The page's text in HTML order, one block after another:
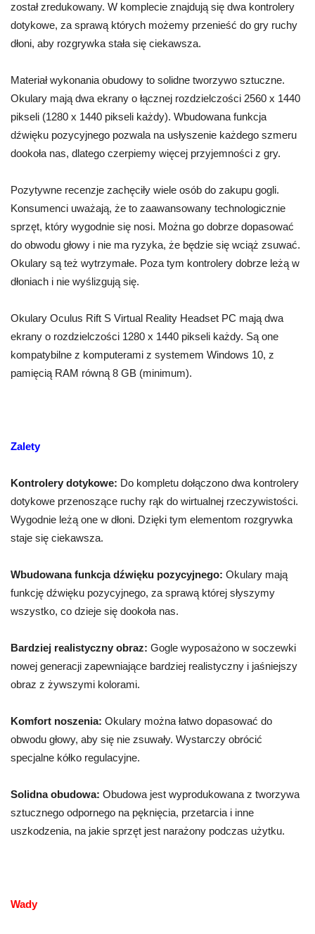
został zredukowany. W komplecie znajdują się dwa kontrolery
dotykowe, za sprawą których możemy przenieść do gry ruchy
dłoni, aby rozgrywka stała się ciekawsza.
Materiał wykonania obudowy to solidne tworzywo sztuczne.
Okulary mają dwa ekrany o łącznej rozdzielczości 2560 x 1440
pikseli (1280 x 1440 pikseli każdy). Wbudowana funkcja
dźwięku pozycyjnego pozwala na usłyszenie każdego szmeru
dookoła nas, dlatego czerpiemy więcej przyjemności z gry.
Pozytywne recenzje zachęciły wiele osób do zakupu gogli.
Konsumenci uważają, że to zaawansowany technologicznie
sprzęt, który wygodnie się nosi. Można go dobrze dopasować
do obwodu głowy i nie ma ryzyka, że będzie się wciąż zsuwać.
Okulary są też wytrzymałe. Poza tym kontrolery dobrze leżą w
dłoniach i nie wyślizgują się.
Okulary Oculus Rift S Virtual Reality Headset PC mają dwa
ekrany o rozdzielczości 1280 x 1440 pikseli każdy. Są one
kompatybilne z komputerami z systemem Windows 10, z
pamięcią RAM równą 8 GB (minimum).
Zalety
Kontrolery dotykowe: Do kompletu dołączono dwa kontrolery
dotykowe przenoszące ruchy rąk do wirtualnej rzeczywistości.
Wygodnie leżą one w dłoni. Dzięki tym elementom rozgrywka
staje się ciekawsza.
Wbudowana funkcja dźwięku pozycyjnego: Okulary mają
funkcję dźwięku pozycyjnego, za sprawą której słyszymy
wszystko, co dzieje się dookoła nas.
Bardziej realistyczny obraz: Gogle wyposażono w soczewki
nowej generacji zapewniające bardziej realistyczny i jaśniejszy
obraz z żywszymi kolorami.
Komfort noszenia: Okulary można łatwo dopasować do
obwodu głowy, aby się nie zsuwały. Wystarczy obrócić
specjalne kółko regulacyjne.
Solidna obudowa: Obudowa jest wyprodukowana z tworzywa
sztucznego odpornego na pęknięcia, przetarcia i inne
uszkodzenia, na jakie sprzęt jest narażony podczas użytku.
Wady